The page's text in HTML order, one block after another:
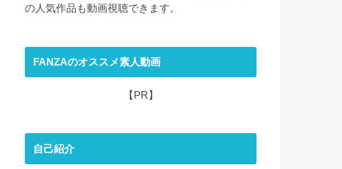
の人気作品も動画視聴できます。
FANZAのオススメ素人動画
【PR】
自己紹介